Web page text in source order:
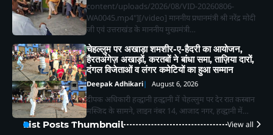
content/uploads/2026/08/VID-20260806-
WA0045.mp4"][/video] माननीय प्रधानमंत्री श्री नरेंद्र मोदी
जी एवं उत्तराखंड के माननीय मुख्यमंत्री…
चेहल्लुम पर अखाड़ा शमशीर-ए-हैदरी का आयोजन,
हैरतअंगेज़ अखाड़ों, करतबों ने बांधा समा, ताज़िया दारों,
दंगल विजेताओं व लंगर कमेटियों का हुआ सम्मान
Deepak Adhikari August 6, 2026
दीपक अधिकारी हल्द्वानी हल्द्वानी में चेहल्लुम पर देर रात कस्बान
मस्जिद के सामने, लाइन नंबर 14, आजाद नगर, हल्द्वानी में…
List Posts Thumbnail View all